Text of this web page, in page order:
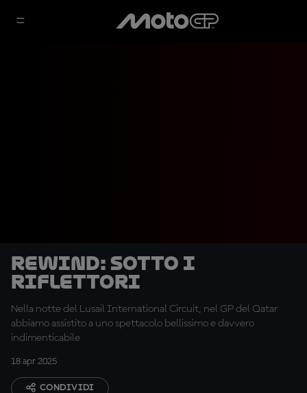
REWIND: sotto i
riflettori
Nella notte del Lusail International Circuit, nel GP del Qatar
abbiamo assistito a uno spettacolo bellissimo e davvero
indimenticabile
18 apr 2025
CONDIVIDI